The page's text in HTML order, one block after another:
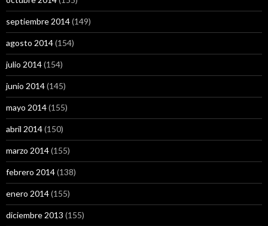
septiembre 2014(149)
agosto 2014(154)
julio 2014(154)
junio 2014(145)
mayo 2014(155)
abril 2014(150)
marzo 2014(155)
febrero 2014(138)
enero 2014(155)
diciembre 2013 (155)